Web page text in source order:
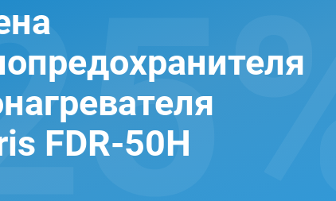
FDR-50H